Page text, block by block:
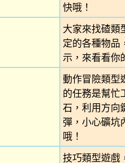
快哦！
大家來找碴類
定的各種物品
示，來看看你
動作冒險類型
的任務是幫忙
石，利用方向
彈，小心礦坑
哦！
技巧類型遊戲